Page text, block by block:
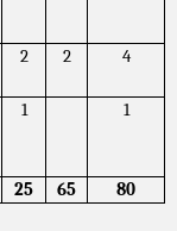
2 2 4
1 1
25 65 80